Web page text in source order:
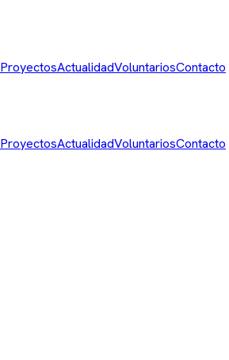
ProyectosActualidadVoluntariosContacto
ProyectosActualidadVoluntariosContacto